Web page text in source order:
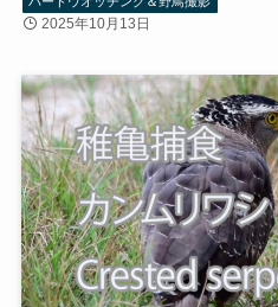
2025年10月13日